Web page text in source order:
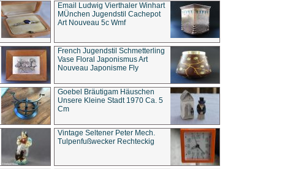
Email Ludwig Vierthaler Winhart
MÜnchen Jugendstil Cachepot
Art Nouveau 5c Wmf
French Jugendstil Schmetterling
Vase Floral Japonismus Art
Nouveau Japonisme Fly
Goebel Bräutigam Häuschen
Unsere Kleine Stadt 1970 Ca. 5
Cm
Vintage Seltener Peter Mech.
Tulpenfußwecker Rechteckig